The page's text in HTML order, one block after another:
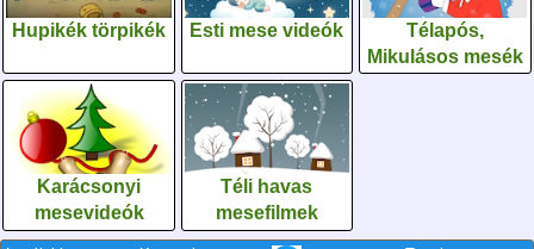
Hupikék törpikék Esti mese videók
Télapós,
Mikulásos mesék
Karácsonyi
mesevideók
Téli havas
mesefilmek